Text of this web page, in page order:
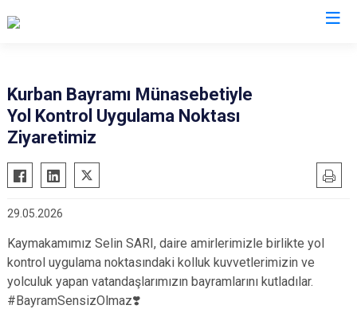
Alucra
Bulancak
Çamoluk
Doğankent
Espiye
Eynesil
Görele
Tirebolu
Yağlıdere
Kurban Bayramı Münasebetiyle
Yol Kontrol Uygulama Noktası
Ziyaretimiz
29.05.2026
Kaymakamımız Selin SARI, daire amirlerimizle birlikte yol
kontrol uygulama noktasındaki kolluk kuvvetlerimizin ve
yolculuk yapan vatandaşlarımızın bayramlarını kutladılar.
#BayramSensizOlmaz❣️